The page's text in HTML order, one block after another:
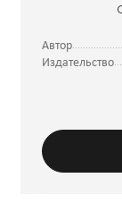
Автор
Издательство